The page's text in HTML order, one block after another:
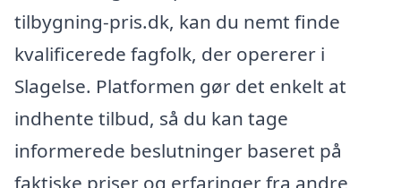
tilbygning-pris.dk, kan du nemt finde
kvalificerede fagfolk, der opererer i
Slagelse. Platformen gør det enkelt at
indhente tilbud, så du kan tage
informerede beslutninger baseret på
faktiske priser og erfaringer fra andre